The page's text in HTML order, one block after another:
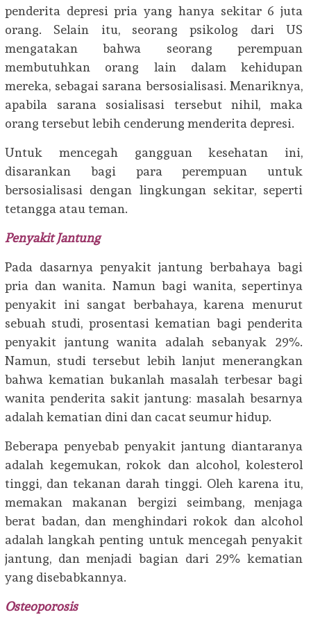
penderita depresi pria yang hanya sekitar 6 juta
orang. Selain itu, seorang psikolog dari US
mengatakan bahwa seorang perempuan
membutuhkan orang lain dalam kehidupan
mereka, sebagai sarana bersosialisasi. Menariknya,
apabila sarana sosialisasi tersebut nihil, maka
orang tersebut lebih cenderung menderita depresi.
Untuk mencegah gangguan kesehatan ini,
disarankan bagi para perempuan untuk
bersosialisasi dengan lingkungan sekitar, seperti
tetangga atau teman.
Penyakit Jantung
Pada dasarnya penyakit jantung berbahaya bagi
pria dan wanita. Namun bagi wanita, sepertinya
penyakit ini sangat berbahaya, karena menurut
sebuah studi, prosentasi kematian bagi penderita
penyakit jantung wanita adalah sebanyak 29%.
Namun, studi tersebut lebih lanjut menerangkan
bahwa kematian bukanlah masalah terbesar bagi
wanita penderita sakit jantung: masalah besarnya
adalah kematian dini dan cacat seumur hidup.
Beberapa penyebab penyakit jantung diantaranya
adalah kegemukan, rokok dan alcohol, kolesterol
tinggi, dan tekanan darah tinggi. Oleh karena itu,
memakan makanan bergizi seimbang, menjaga
berat badan, dan menghindari rokok dan alcohol
adalah langkah penting untuk mencegah penyakit
jantung, dan menjadi bagian dari 29% kematian
yang disebabkannya.
Osteoporosis